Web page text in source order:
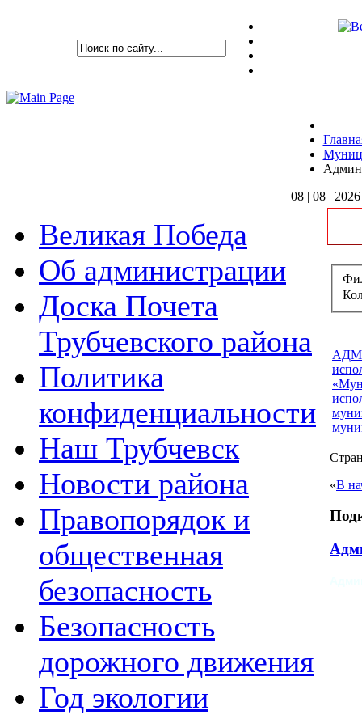
08 | 08 | 2026
Великая Победа
Об администрации
Доска Почета
Трубчевского района
Политика
конфиденциальности
Наш Трубчевск
Новости района
Правопорядок и
общественная
безопасность
Безопасность
дорожного движения
Год экологии
«В